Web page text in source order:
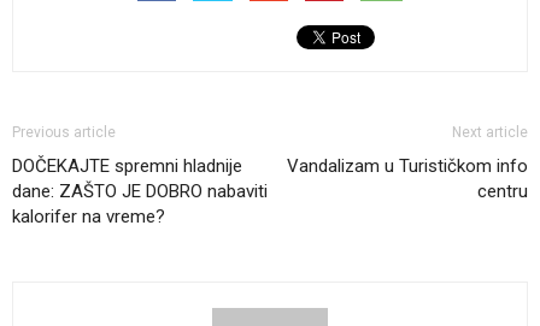
Previous article
DOČEKAJTE spremni hladnije
dane: ZAŠTO JE DOBRO nabaviti
kalorifer na vreme?
Next article
Vandalizam u Turističkom info
centru